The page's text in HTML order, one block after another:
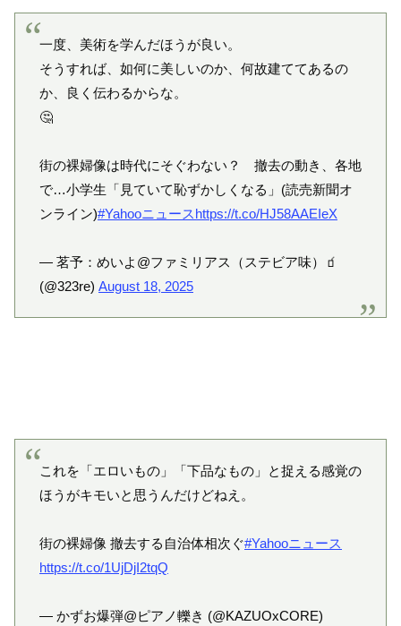
一度、美術を学んだほうが良い。
そうすれば、如何に美しいのか、何故建ててあるの
か、良く伝わるからな。
🤔
街の裸婦像は時代にそぐわない？ 撤去の動き、各地
で…小学生「見ていて恥ずかしくなる」(読売新聞オ
ンライン)#Yahooニュースhttps://t.co/HJ58AAEIeX
— 茗予：めいよ@ファミリアス（ステビア味）🧃
(@323re) August 18, 2025
これを「エロいもの」「下品なもの」と捉える感覚の
ほうがキモいと思うんだけどねえ。
街の裸婦像 撤去する自治体相次ぐ#Yahooニュース
https://t.co/1UjDjI2tqQ
— かずお爆弾@ピアノ轢き (@KAZUOxCORE)